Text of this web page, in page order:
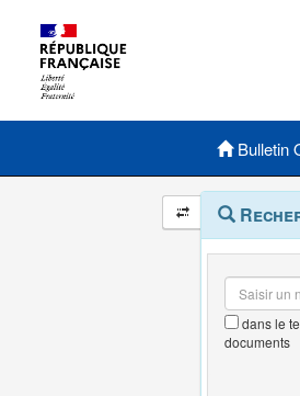
Menu principal
Bulletin
Navigation
et
outils
annexes
Menu
contextuel
dans le
documents